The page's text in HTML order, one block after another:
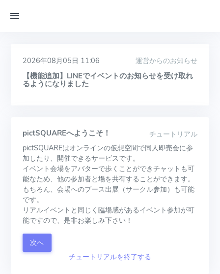
運営からのお知らせ
2026年08月05日 11:06
【機能追加】LINEでイベントのお知らせを受け取れ
るようになりました
チュートリアル
pictSQUAREへようこそ！
pictSQUAREはオンラインの仮想空間で同人即売会に参
加したり、開催できるサービスです。
イベント会場をアバターで歩くことができチャットも可
能なため、他の参加者と場を共有することができます。
もちろん、会場へのブース出展（サークル参加）も可能
です。
リアルイベントと同じく臨場感があるイベント参加が可
能ですので、是非お楽しみ下さい！
次へ
チュートリアルを終了する